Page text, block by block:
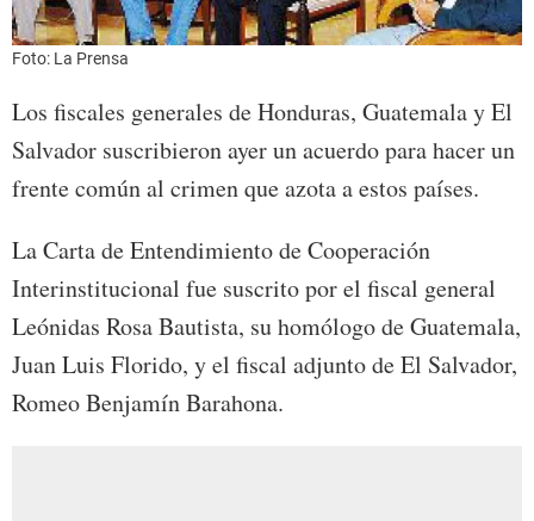
Foto: La Prensa
Los fiscales generales de Honduras, Guatemala y El
Salvador suscribieron ayer un acuerdo para hacer un
frente común al crimen que azota a estos países.
La Carta de Entendimiento de Cooperación
Interinstitucional fue suscrito por el fiscal general
Leónidas Rosa Bautista, su homólogo de Guatemala,
Juan Luis Florido, y el fiscal adjunto de El Salvador,
Romeo Benjamín Barahona.